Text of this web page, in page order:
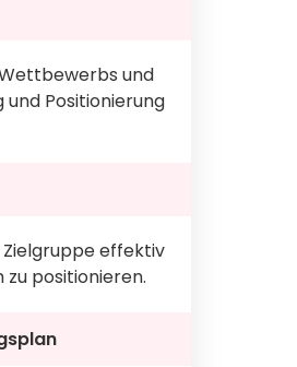
und
Positionierung
effektiv
positionieren.